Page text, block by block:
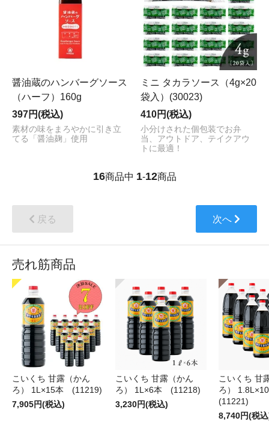
醤油蔵のハンバーグソース
（ハーフ）160g
397円(税込)
素材の味をまろやかに引き立
てる「醤油麹」使用
ミニ タカラソース（4g×20
袋入）(30023)
410円(税込)
小分けされた個包装でお弁
当、アウトドア、テイクアウ
トに最適！
16商品中 1-12商品
戻る 次へ
売れ筋商品
こいくち 甘露（かん
ろ） 1L×15本 (11219)
7,905円(税込)
こいくち 甘露（かん
ろ） 1L×6本 (11218)
3,230円(税込)
こいくち 甘
ろ）
(11221)
8,740円(税